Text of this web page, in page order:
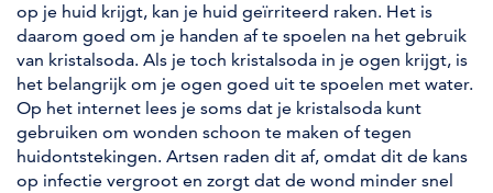
op je huid krijgt, kan je huid geïrriteerd raken. Het is
daarom goed om je handen af te spoelen na het gebruik
van kristalsoda. Als je toch kristalsoda in je ogen krijgt, is
het belangrijk om je ogen goed uit te spoelen met water.
Op het internet lees je soms dat je kristalsoda kunt
gebruiken om wonden schoon te maken of tegen
huidontstekingen. Artsen raden dit af, omdat dit de kans
op infectie vergroot en zorgt dat de wond minder snel